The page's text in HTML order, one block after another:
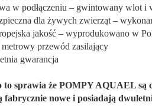
w podłączeniu – gwintowany wlot i
dla żywych zwierząt –
jakość – wyprodukowano w
metrowy przewód zasilający
gwarancja
to sprawia że POMPY AQUAEL są
fabrycznie nowe i posiadają